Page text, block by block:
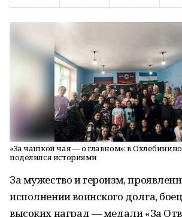
«За чашкой чая — о главном»: в
поделился историями
За мужество и героизм,
исполнении воинского долга,
высоких наград — медали «За